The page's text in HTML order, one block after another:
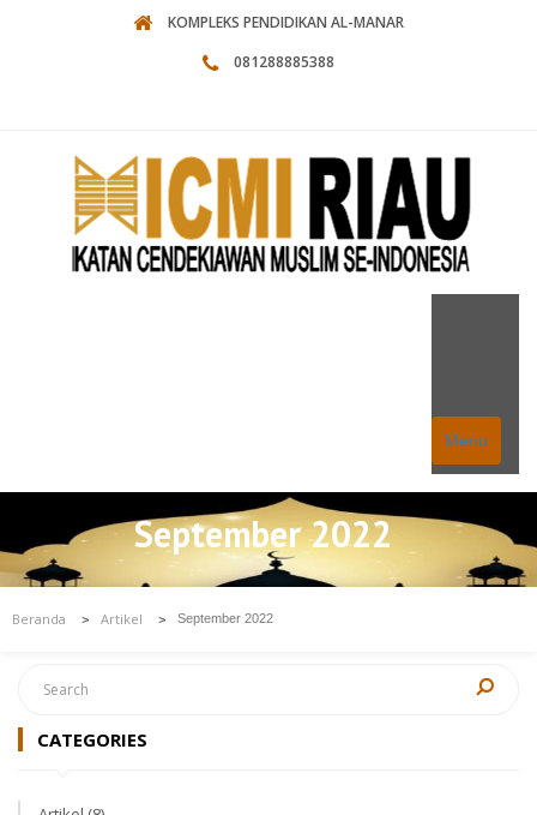
KOMPLEKS PENDIDIKAN AL-MANAR
081288885388
Menu
September 2022
Beranda > Artikel > September 2022
CATEGORIES